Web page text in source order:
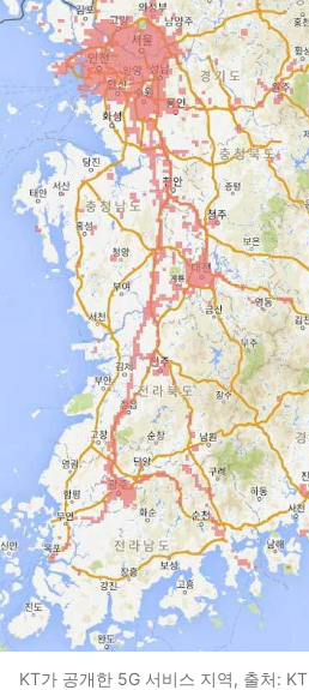
KT가 공개한 5G 서비스 지역, 출처: KT